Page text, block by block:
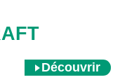
Découvrir